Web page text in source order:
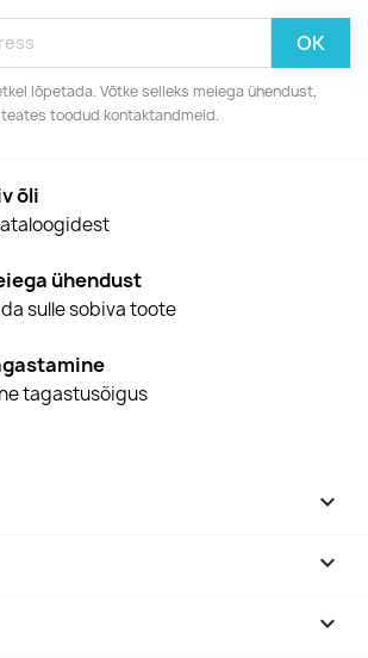
lõpetada. Võtke selleks meiega ühendust,
toodud kontaktandmeid.
õli
ühendust
sulle sobiva toote
tagastusõigus


